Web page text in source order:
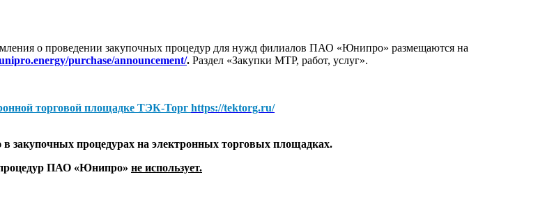
о проведении закупочных процедур для нужд филиалов ПАО «Юнипро» размещаются на
purchase/announcement/. Раздел «Закупки МТР, работ, услуг».
торговой площадке ТЭК-Торг https://tektorg.ru/
закупочных процедурах на электронных торговых площадках.
процедур ПАО «Юнипро» не использует.